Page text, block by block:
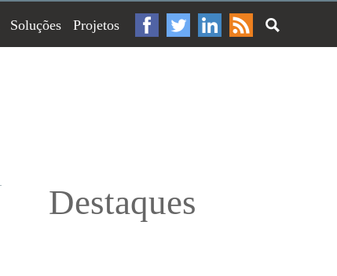
Soluções Projetos
Destaques